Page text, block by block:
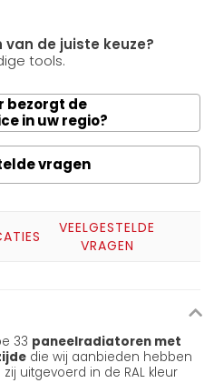
de juiste keuze?
tools.
bezorgt de
in uw regio?
vragen
VEELGESTELDE
VRAGEN
33 paneelradiatoren met
die wij aanbieden hebben
uitgevoerd in de RAL kleur